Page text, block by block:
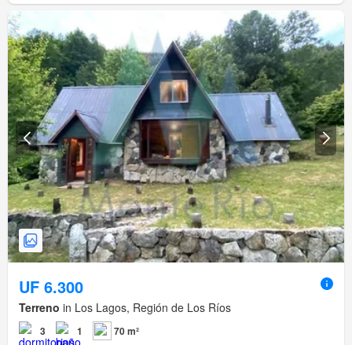
UF 6.300
Terreno in Los Lagos, Región de Los Ríos
3 1 70 m²